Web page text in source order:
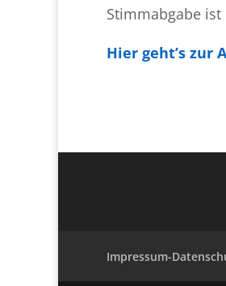
Stimmabgabe ist
Hier geht’s zur
Impressum-